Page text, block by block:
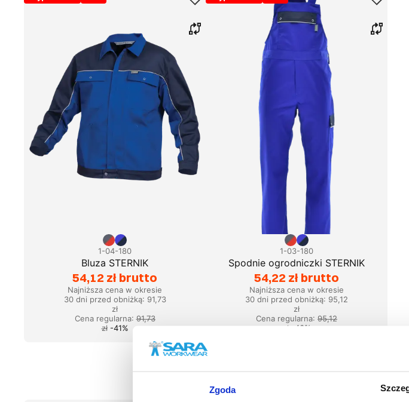
Zgoda
1-04-180
Bluza STERNIK
54,12 zł brutto
Najniższa cena w okresie
30 dni przed obniżką: 91,73
zł
Cena regularna:91,73
zł -41%
1-03-180
Spodnie ogrodniczki STERNIK
54,22 zł brutto
Najniższa cena w okresie
30 dni przed obniżką: 95,12
zł
Cena regularna: 95,12
zł
43%
Podobne